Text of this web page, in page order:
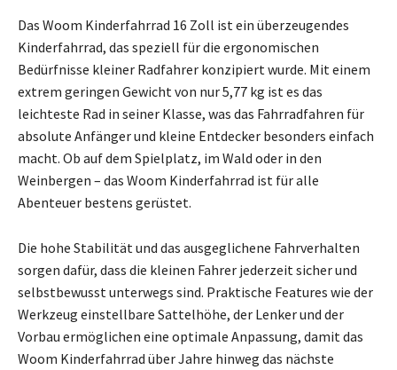
Das Woom Kinderfahrrad 16 Zoll ist ein überzeugendes
Kinderfahrrad, das speziell für die ergonomischen
Bedürfnisse kleiner Radfahrer konzipiert wurde. Mit einem
extrem geringen Gewicht von nur 5,77 kg ist es das
leichteste Rad in seiner Klasse, was das Fahrradfahren für
absolute Anfänger und kleine Entdecker besonders einfach
macht. Ob auf dem Spielplatz, im Wald oder in den
Weinbergen – das Woom Kinderfahrrad ist für alle
Abenteuer bestens gerüstet.
Die hohe Stabilität und das ausgeglichene Fahrverhalten
sorgen dafür, dass die kleinen Fahrer jederzeit sicher und
selbstbewusst unterwegs sind. Praktische Features wie der
Werkzeug einstellbare Sattelhöhe, der Lenker und der
Vorbau ermöglichen eine optimale Anpassung, damit das
Woom Kinderfahrrad über Jahre hinweg das nächste